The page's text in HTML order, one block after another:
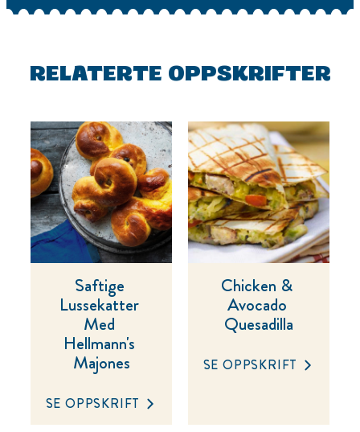
RELATERTE OPPSKRIFTER
Saftige
Lussekatter
Med
Hellmann's
Majones
SE OPPSKRIFT
Chicken &
Avocado
Quesadilla
SE OPPSKRIFT